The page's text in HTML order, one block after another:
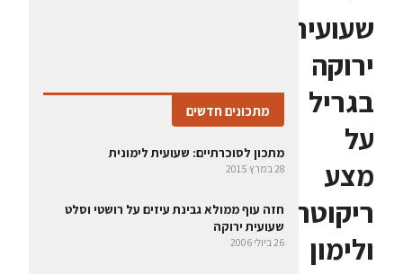
שעועית
ירוקה
בגריל
על
מצע
ריקוטה
ולימון
מתכונים חדשים
מתכון לסוכרתיים: שעועית לימונית
28 במרץ 2015
חזה עוף ממולא גבינת עיזים על רושטי וסלט
שעועית ירוקה
26 ביולי 2006